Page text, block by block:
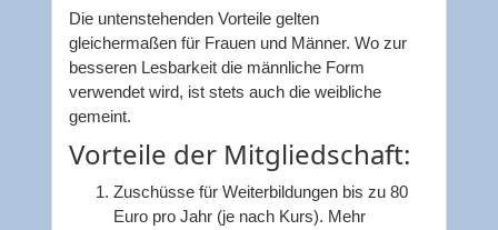
Die untenstehenden Vorteile gelten
gleichermaßen für Frauen und Männer. Wo zur
besseren Lesbarkeit die männliche Form
verwendet wird, ist stets auch die weibliche
gemeint.
Vorteile der Mitgliedschaft:
Zuschüsse für Weiterbildungen bis zu 80
Euro pro Jahr (je nach Kurs). Mehr